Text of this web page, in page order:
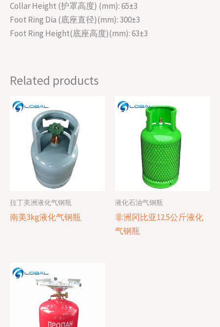
Collar Height (护罩高度) (mm): 65±3
Foot Ring Dia (底座直径)(mm): 300±3
Foot Ring Height(底座高度)(mm): 63±3
Related products
拉丁美洲液化气钢瓶
南美3kg液化气钢瓶
液化石油气钢瓶
非洲冈比亚12.5公斤液化
气钢瓶